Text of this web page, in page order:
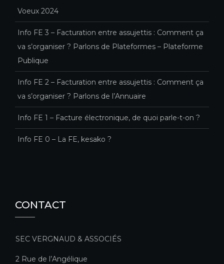
Voeux 2024
Info FE 3 – Facturation entre assujettis : Comment ça
va s’organiser ? Parlons de Plateformes – Plateforme
Publique
Info FE 2 – Facturation entre assujettis : Comment ça
va s’organiser ? Parlons de l’Annuaire
Info FE 1 – Facture électronique, de quoi parle-t-on ?
Info FE 0 – La FE, kesako ?
CONTACT
SEC VERGNAUD & ASSOCIÉS
2 Rue de l’Angélique